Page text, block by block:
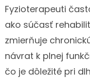
Fyzioterapeuti
ako súčasť
zmierňuje
návrat k plnej
čo je dôležité pri